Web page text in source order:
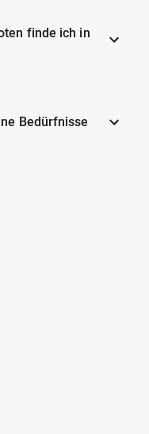
finde ich in
Bedürfnisse